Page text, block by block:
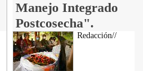
Manejo Integrado
Postcosecha".
Redacción//